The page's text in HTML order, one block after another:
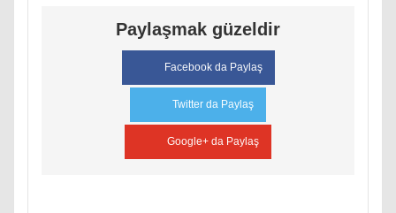
Paylaşmak güzeldir
Facebook da Paylaş
Twitter da Paylaş
Google+ da Paylaş